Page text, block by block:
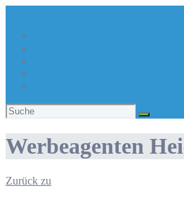
Suchen
nach:
Werbeagenten
Zurück zu